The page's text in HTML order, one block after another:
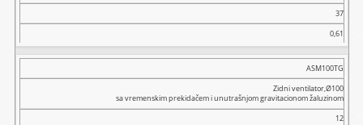
(m³/h)
Masa
37
0,61
ASM100TG
Zidni ventilator,Ø100
sa vremenskim prekidačem i unutrašnjom gravitacionom žaluzinom
12